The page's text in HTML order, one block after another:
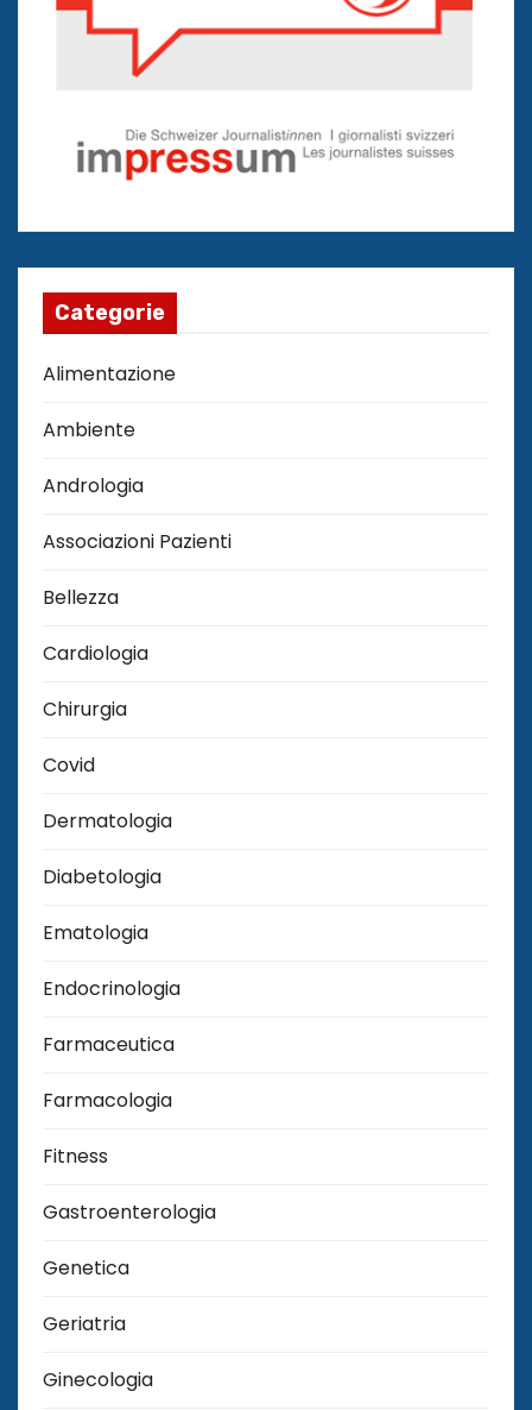
Categorie
Alimentazione
Ambiente
Andrologia
Associazioni Pazienti
Bellezza
Cardiologia
Chirurgia
Covid
Dermatologia
Diabetologia
Ematologia
Endocrinologia
Farmaceutica
Farmacologia
Fitness
Gastroenterologia
Genetica
Geriatria
Ginecologia